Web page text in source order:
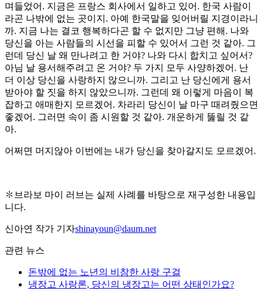
며들었어. 지금은 프랑스 회사에서 일하고 있어. 한국 사람이
라곤 나밖에 없는 곳이지. 아예 한국말을 잊어버릴 지경이라니
까. 지금 나는 결코 행복하다곤 할 수 없지만 그냥 편해. 나와
당신을 아는 사람들의 시선을 피할 수 있어서 그런 것 같아. 그
런데 당신 날 왜 만나려고 한 거야? 나와 다시 합치고 싶어서?
아님 날 용서해주려고 온 거야? 두 가지 모두 사양하겠어. 난
더 이상 당신을 사랑하지 않으니까. 그리고 난 당신에게 용서
받아야 할 짓을 하지 않았으니까. 그런데 왜 이렇게 마음이 복
잡하고 애매한지 모르겠어. 차라리 당신이 날 마구 때려줬으면
좋겠어. 그러면 속이 좀 시원할 것 같아. 개운하게 뚫릴 것 같
아.
어쩌면 머지않아 이번에는 내가 당신을 찾아갈지도 모르겠어.
✽브라보 마이 러브는 실제 사례를 바탕으로 재구성한 내용입
니다.
신아연 작가 기자shinayoun@daum.net
관련 뉴스
돈밖에 없는 노년의 비참한 사랑 구걸
냉장고 사랑론, 당신의 냉장고는 어떤 상태인가요?